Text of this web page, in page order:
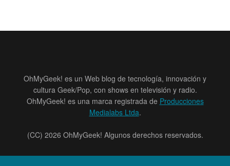
OhMyGeek! es un Web blog de tecnología, innovación y
cultura Geek/Pop, con shows en televisión y radio.
OhMyGeek! es una marca registrada de Producciones
Medialabs Ltda.
(CC) 2026 OhMyGeek! Algunos derechos reservados.